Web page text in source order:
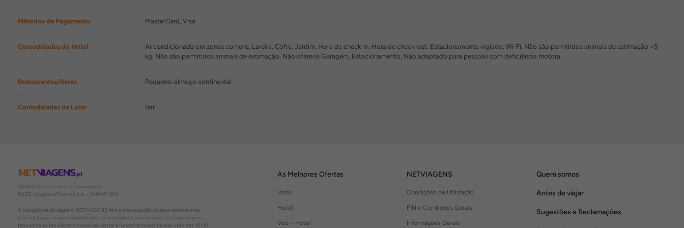
Métodos de Pagamento MasterCard, Visa
Comodidades do Hotel
Ar condicionado em zonas comuns, Lareira, Cofre, Jardim, Hora de check-in, Hora de check-out, Estacionamento vigiado, Wi-Fi, Não são permitidos animais de estimação +5
kg, Não são permitidos animais de estimação, Não oferece Garagem, Estacionamento, Não adaptado para pessoas com deficiência motora
Restaurantes/Bares Pequeno-almoço continental
Comodidades de Lazer Bar
2026 © Todos os direitos reservados:
RASO, Viagens e Turismo S.A. – RNAVT 1819
A tua agência de viagens NETVIAGENS tem a preocupação de estar sempre mais
perto de ti, para maior comodidade e total facilidade na marcação das tuas viagens,
tens ainda ao teu dispor o nosso call center a funcionar todos os dias úteis das 10:00
As Melhores Ofertas
Voos
Hotel
Voo + Hotel
NETVIAGENS
Condições de Utilização
FIN e Condições Gerais
Informações Gerais
Quem somos
Antes de viajar
Sugestões e Reclamações